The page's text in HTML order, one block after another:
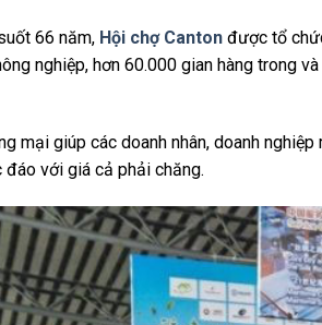
66 năm, Hội chợ Canton được tổ
nghiệp, hơn 60.000 gian hàng trong
mại giúp các doanh nhân, doanh
với giá cả phải chăng.